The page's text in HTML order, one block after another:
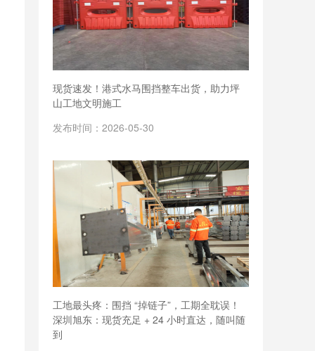
现货速发！港式水马围挡整车出货，助力坪
山工地文明施工
发布时间：2026-05-30
工地最头疼：围挡 “掉链子”，工期全耽误！
深圳旭东：现货充足 + 24 小时直达，随叫随
到